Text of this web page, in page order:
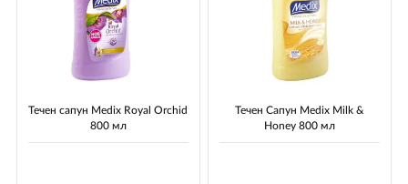
Течен сапун Medix Royal Orchid
800 мл
Течен Сапун Medix Milk &
Honey 800 мл